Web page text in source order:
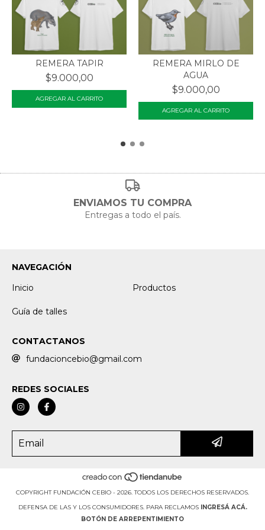
REMERA TAPIR
$9.000,00
REMERA MIRLO DE
AGUA
$9.000,00
ENVIAMOS TU COMPRA
Entregas a todo el país.
NAVEGACIÓN
Inicio
Productos
Guía de talles
CONTACTANOS
fundacioncebio@gmail.com
REDES SOCIALES
COPYRIGHT FUNDACIÓN CEBIO - 2026. TODOS LOS DERECHOS RESERVADOS.
DEFENSA DE LAS Y LOS CONSUMIDORES. PARA RECLAMOS
INGRESÁ ACÁ.
BOTÓN DE ARREPENTIMIENTO